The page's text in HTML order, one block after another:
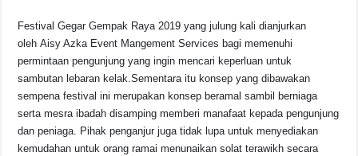
Festival Gegar Gempak Raya 2019 yang julung kali dianjurkan
oleh Aisy Azka Event Mangement Services bagi memenuhi
permintaan pengunjung yang ingin mencari keperluan untuk
sambutan lebaran kelak.Sementara itu konsep yang dibawakan
sempena festival ini merupakan konsep beramal sambil berniaga
serta mesra ibadah disamping memberi manafaat kepada pengunjung
dan peniaga. Pihak penganjur juga tidak lupa untuk menyediakan
kemudahan untuk orang ramai menunaikan solat terawikh secara